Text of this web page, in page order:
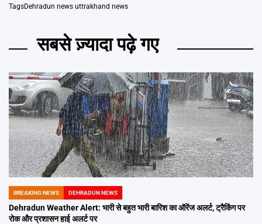
TagsDehradun news uttrakhand news
सबसे ज़्यादा पढ़े गए
POSTED
IN
BREAKING NEWS DEHRADUN NEWS
Dehradun Weather Alert: भारी से बहुत भारी बारिश का ऑरेंज अलर्ट, ट्रैकिंग पर
रोक और प्रशासन हाई अलर्ट पर